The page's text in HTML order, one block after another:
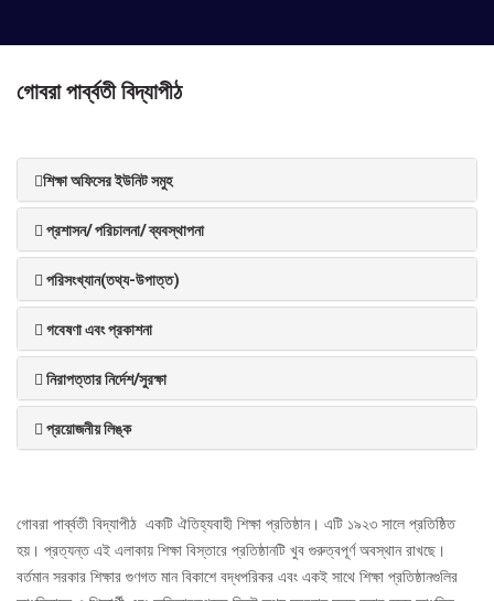
গোবরা পার্ব্বতী বিদ্যাপীঠ
শিক্ষা অফিসের ইউনিট সমুহ
প্রশাসন/ পরিচালনা/ ব্যবস্থাপনা
পরিসংখ্যান(তথ্য-উপাত্ত)
গবেষণা এবং প্রকাশনা
নিরাপত্তার নির্দেশ/সুরক্ষা
প্রয়োজনীয় লিঙ্ক
গোবরা পার্ব্বতী বিদ্যাপীঠ একটি ঐতিহ্যবাহী শিক্ষা প্রতিষ্ঠান। এটি ১৯২৩ সালে প্রতিষ্ঠিত
হয়। প্রত্যন্ত এই এলাকায় শিক্ষা বিস্তারে প্রতিষ্ঠানটি খুব গুরুত্বপূর্ণ অবস্থান রাখছে।
বর্তমান সরকার শিক্ষার গুণগত মান বিকাশে বদ্ধপরিকর এবং একই সাথে শিক্ষা প্রতিষ্ঠানগুলির